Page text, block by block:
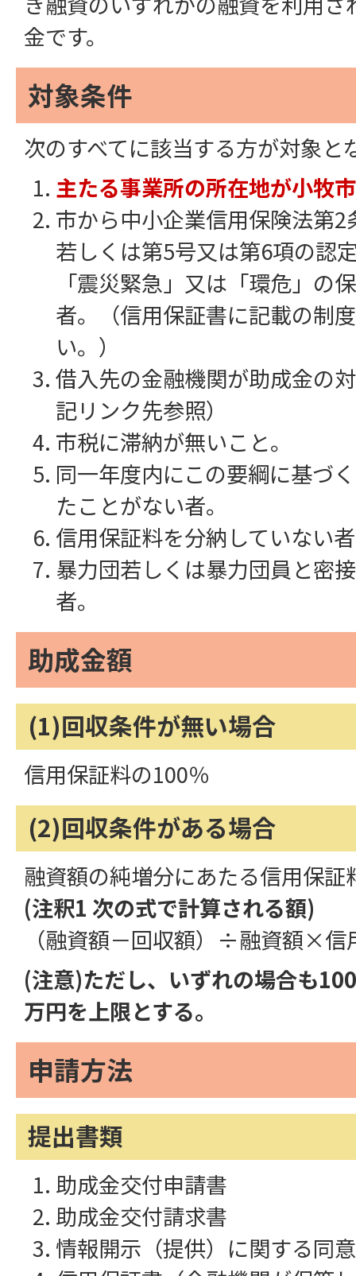
金です。
対象条件
次のすべてに該当する方が対象と
主たる事業所の所在地が小牧
市から中小企業信用保険法第
若しくは第5号又は第6項の認
「震災緊急」又は「環危」の
者。（信用保証書に記載の制
い。）
借入先の金融機関が助成金の
記リンク先参照）
市税に滞納が無いこと。
同一年度内にこの要綱に基づ
たことがない者。
信用保証料を分納していない者
暴力団若しくは暴力団員と密
者。
助成金額
(1)回収条件が無い場合
信用保証料の100％
(2)回収条件がある場合
融資額の純増分にあたる信用保
(注釈1 次の式で計算される額)
（融資額－回収額）÷融資額×信
(注意)ただし、いずれの場合も
万円を上限とする。
申請方法
提出書類
助成金交付申請書
助成金交付請求書
情報開示（提供）に関する同